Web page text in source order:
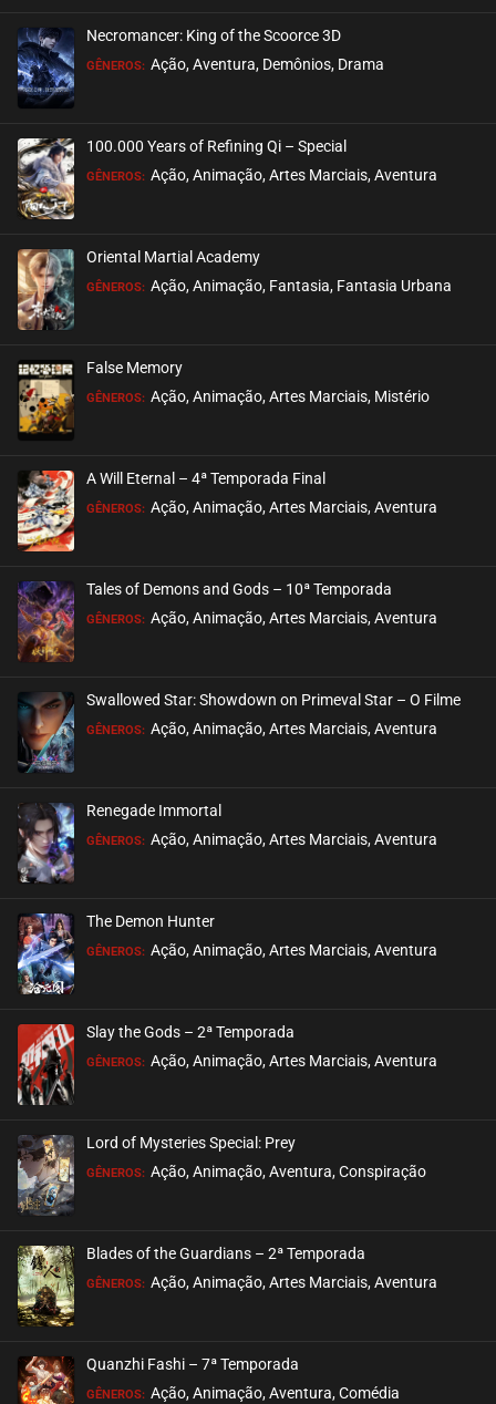
EPISÓDIO 01
setembro 17, 2020
Necromancer: King of the Scoorce 3D
GÊNEROS: Ação, Aventura, Demônios, Drama
100.000 Years of Refining Qi – Special
GÊNEROS: Ação, Animação, Artes Marciais, Aventura
Oriental Martial Academy
GÊNEROS: Ação, Animação, Fantasia, Fantasia Urbana
False Memory
GÊNEROS: Ação, Animação, Artes Marciais, Mistério
A Will Eternal – 4ª Temporada Final
GÊNEROS: Ação, Animação, Artes Marciais, Aventura
Tales of Demons and Gods – 10ª Temporada
GÊNEROS: Ação, Animação, Artes Marciais, Aventura
Swallowed Star: Showdown on Primeval Star – O Filme
GÊNEROS: Ação, Animação, Artes Marciais, Aventura
Renegade Immortal
GÊNEROS: Ação, Animação, Artes Marciais, Aventura
The Demon Hunter
GÊNEROS: Ação, Animação, Artes Marciais, Aventura
Slay the Gods – 2ª Temporada
GÊNEROS: Ação, Animação, Artes Marciais, Aventura
Lord of Mysteries Special: Prey
GÊNEROS: Ação, Animação, Aventura, Conspiração
Blades of the Guardians – 2ª Temporada
GÊNEROS: Ação, Animação, Artes Marciais, Aventura
Quanzhi Fashi – 7ª Temporada
GÊNEROS: Ação, Animação, Aventura, Comédia